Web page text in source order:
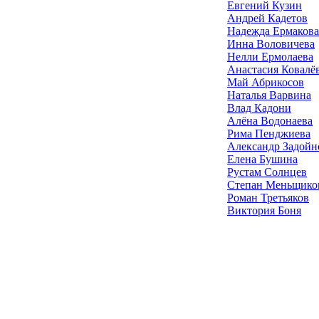
Евгений Кузин
Андрей Кадетов
Надежда Ермакова
Инна Воловичева
Нелли Ермолаева
Анастасия
Май Абрикосов
Наталья Варвина
Влад Кадони
Алёна Водонаева
Рима Пенджиева
Александр
Елена Бушина
Рустам Солнцев
Степан
Роман Третьяков
Виктория Боня